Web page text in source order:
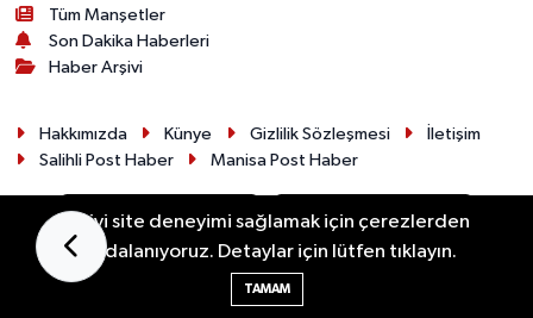
Tüm Manşetler
Son Dakika Haberleri
Haber Arşivi
Hakkımızda Künye Gizlilik Sözleşmesi
İletişim
Salihli Post Haber
Manisa Post Haber
En iyi site deneyimi sağlamak için çerezlerden
faydalanıyoruz. Detaylar için lütfen tıklayın.
TAMAM